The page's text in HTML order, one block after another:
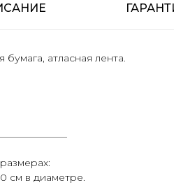
атласная лента.
см в диаметре.